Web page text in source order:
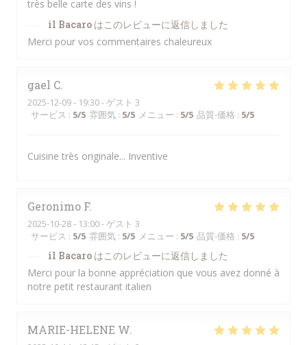
très belle carte des vins !
il Bacaro はこのレビューに返信しました
Merci pour vos commentaires chaleureux
gael C
2025-12-09- 19:30 - ゲスト 3
サービス : 5/5 雰囲気 : 5/5 メニュー : 5/5 品質-価格 : 5/5
Cuisine très originale... Inventive
Geronimo F
2025-10-28- 13:00 - ゲスト 3
サービス : 5/5 雰囲気 : 5/5 メニュー : 5/5 品質-価格 : 5/5
il Bacaro はこのレビューに返信しました
Merci pour la bonne appréciation que vous avez donné à
notre petit restaurant italien
MARIE-HELENE W